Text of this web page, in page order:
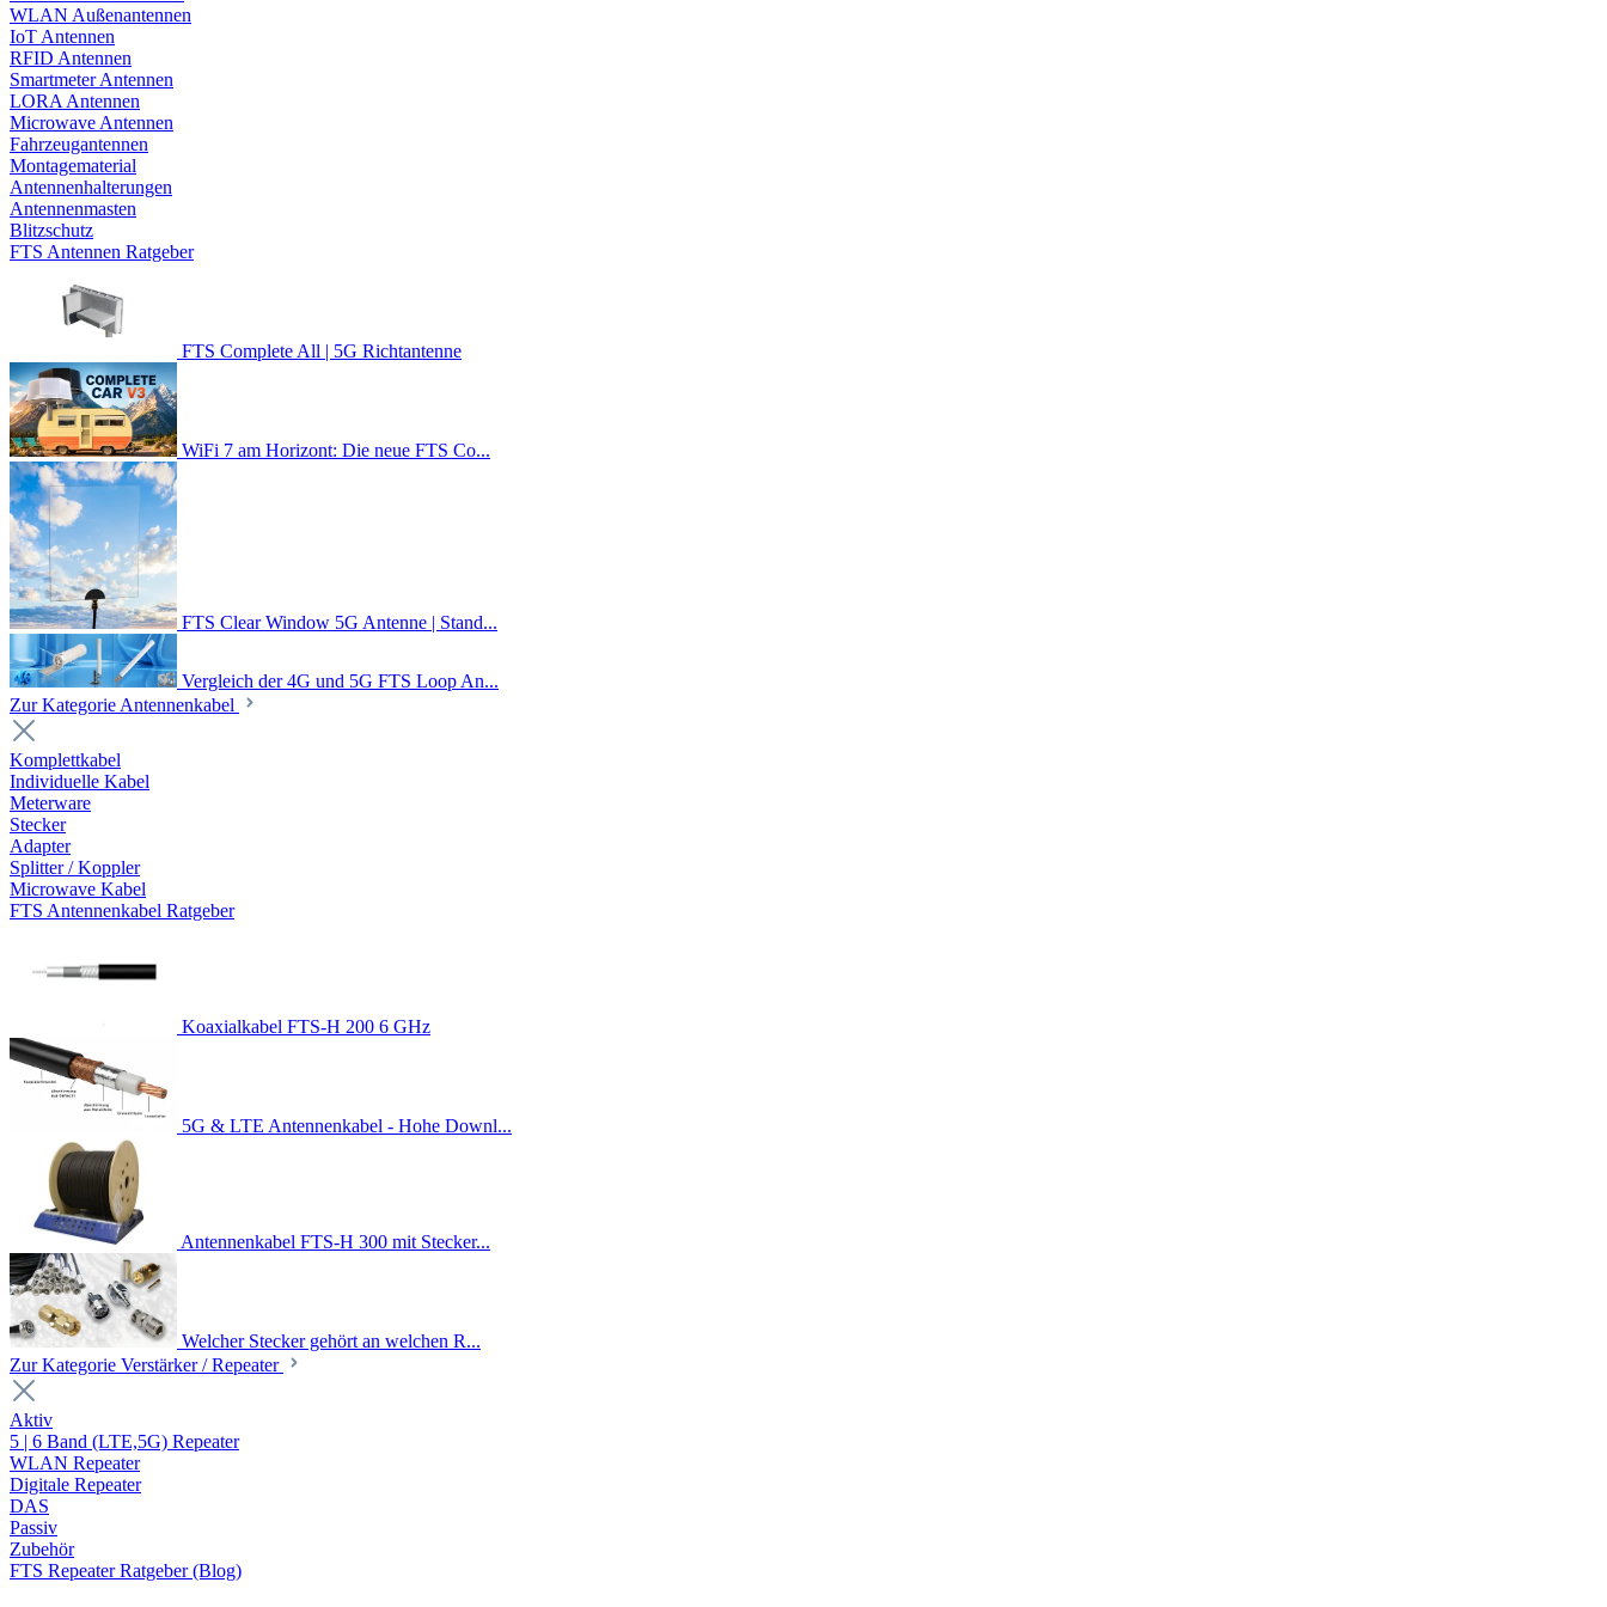
WLAN Außenantennen
IoT Antennen
RFID Antennen
Smartmeter Antennen
LORA Antennen
Microwave Antennen
Fahrzeugantennen
Montagematerial
Antennenhalterungen
Antennenmasten
Blitzschutz
FTS Antennen Ratgeber
FTS Complete All | 5G Richtantenne
WiFi 7 am Horizont: Die neue FTS Co...
FTS Clear Window 5G Antenne | Stand...
Vergleich der 4G und 5G FTS Loop An...
Zur Kategorie Antennenkabel
Komplettkabel
Individuelle Kabel
Meterware
Stecker
Adapter
Splitter / Koppler
Microwave Kabel
FTS Antennenkabel Ratgeber
Koaxialkabel FTS-H 200 6 GHz
5G & LTE Antennenkabel - Hohe Downl...
Antennenkabel FTS-H 300 mit Stecker...
Welcher Stecker gehört an welchen R...
Zur Kategorie Verstärker / Repeater
Aktiv
5 | 6 Band (LTE,5G) Repeater
WLAN Repeater
Digitale Repeater
DAS
Passiv
Zubehör
FTS Repeater Ratgeber (Blog)